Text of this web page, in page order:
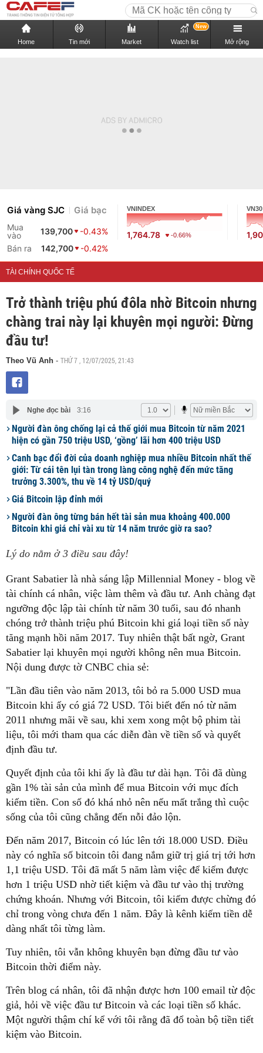
Home Tin mới Market Watch list
New
Mở rộng
Giá vàng SJC Giá bạc
Mua
vào
139,700
-0.43%
Bán ra
142,700 -0.42%
VNINDEX
1,764.78 -0.66%
VN30
TÀI CHÍNH QUỐC TẾ
Trở thành triệu phú đôla nhờ Bitcoin nhưng
chàng trai này lại khuyên mọi người: Đừng
đầu tư!
Theo Vũ Anh - THỨ 7 , 12/07/2025, 21:43
Nghe đọc bài 3:16
Người đàn ông chống lại cả thế giới mua Bitcoin từ năm 2021
hiện có gần 750 triệu USD, ‘gồng’ lãi hơn 400 triệu USD
Canh bạc đổi đời của doanh nghiệp mua nhiều Bitcoin nhất thế
giới: Từ cái tên lụi tàn trong làng công nghệ đến mức tăng
trưởng 3.300%, thu về 14 tỷ USD/quý
Giá Bitcoin lập đỉnh mới
Người đàn ông từng bán hết tài sản mua khoảng 400.000
Bitcoin khi giá chỉ vài xu từ 14 năm trước giờ ra sao?
Lý do nằm ở 3 điều sau đây!
Grant Sabatier là nhà sáng lập Millennial Money - blog về
tài chính cá nhân, việc làm thêm và đầu tư. Anh chàng đạt
ngưỡng độc lập tài chính từ năm 30 tuổi, sau đó nhanh
chóng trở thành triệu phú Bitcoin khi giá loại tiền số này
tăng mạnh hồi năm 2017. Tuy nhiên thật bất ngờ, Grant
Sabatier lại khuyên mọi người không nên mua Bitcoin.
Nội dung được tờ CNBC chia sẻ:
"Lần đầu tiên vào năm 2013, tôi bỏ ra 5.000 USD mua
Bitcoin khi ấy có giá 72 USD. Tôi biết đến nó từ năm
2011 nhưng mãi về sau, khi xem xong một bộ phim tài
liệu, tôi mới tham qua các diễn đàn về tiền số và quyết
định đầu tư.
Quyết định của tôi khi ấy là đầu tư dài hạn. Tôi đã dùng
gần 1% tài sản của mình để mua Bitcoin với mục đích
kiếm tiền. Con số đó khá nhỏ nên nếu mất trắng thì cuộc
sống của tôi cũng chẳng đến nỗi đảo lộn.
Đến năm 2017, Bitcoin có lúc lên tới 18.000 USD. Điều
này có nghĩa số bitcoin tôi đang nắm giữ trị giá trị tới hơn
1,1 triệu USD. Tôi đã mất 5 năm làm việc để kiếm được
hơn 1 triệu USD nhờ tiết kiệm và đầu tư vào thị trường
chứng khoán. Nhưng với Bitcoin, tôi kiếm được chừng đó
chỉ trong vòng chưa đến 1 năm. Đây là kênh kiếm tiền dễ
dàng nhất tôi từng làm.
Tuy nhiên, tôi vẫn không khuyên bạn đừng đầu tư vào
Bitcoin thời điểm này.
Trên blog cá nhân, tôi đã nhận được hơn 100 email từ độc
giả, hỏi về việc đầu tư Bitcoin và các loại tiền số khác.
Một người thậm chí kể với tôi rằng đã đổ toàn bộ tiền tiết
kiệm vào Bitcoin.